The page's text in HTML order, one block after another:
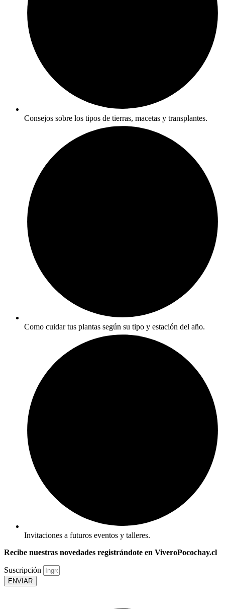
Consejos sobre los tipos de tierras, macetas y transplantes.
Como cuidar tus plantas según su tipo y estación del año.
Invitaciones a futuros eventos y talleres.
Recibe nuestras novedades registrándote en ViveroPocochay.cl
Suscripción
ENVIAR